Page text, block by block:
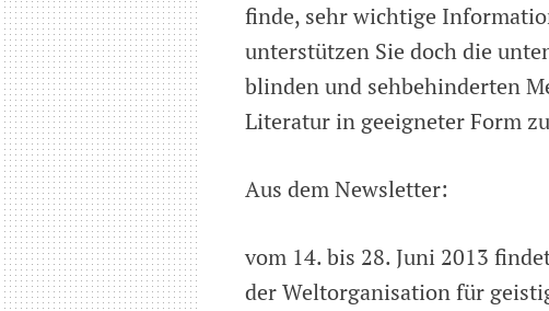
finde, sehr wichtige
unterstützen Sie doch die
blinden und sehbehinderten
Literatur in geeigneter Form
Aus dem Newsletter:
vom 14. bis 28. Juni 2013
der Weltorganisation für